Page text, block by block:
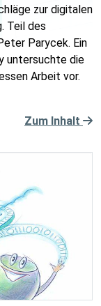
zur digitalen
Teil des
Parycek. Ein
untersuchte die
Arbeit vor.
Zum Inhalt